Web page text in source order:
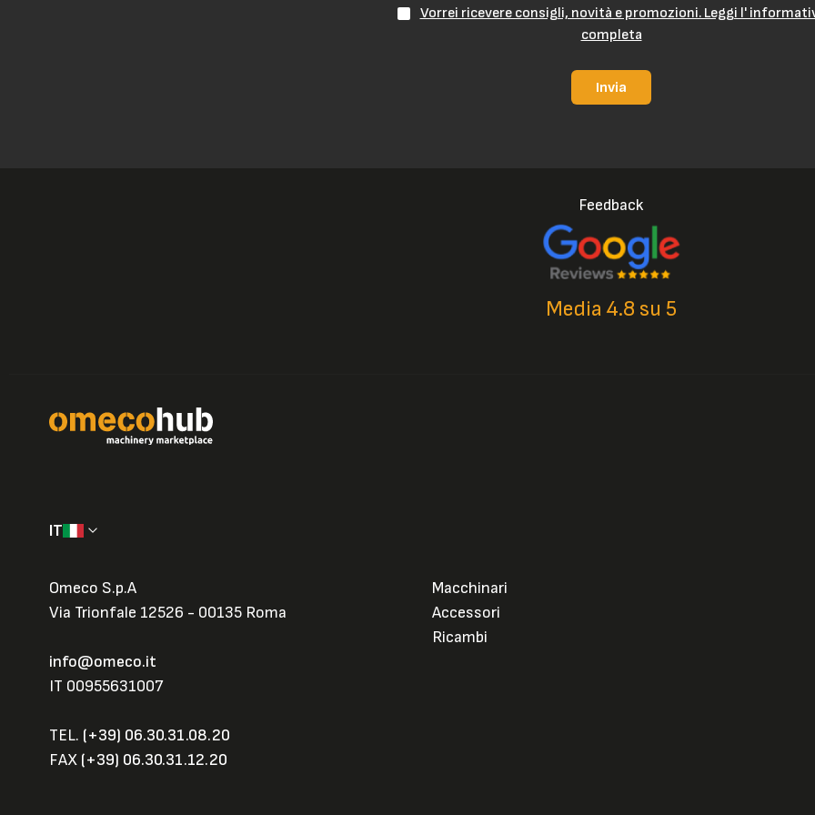
Vorrei ricevere consigli, novità e promozioni. Leggi l'
completa
Invia
Feedback
Media 4.8 su 5
IT
Omeco S.p.A
Via Trionfale 12526 - 00135 Roma
info@omeco.it
IT 00955631007
TEL. (+39) 06.30.31.08.20
FAX (+39) 06.30.31.12.20
Macchinari
Accessori
Ricambi